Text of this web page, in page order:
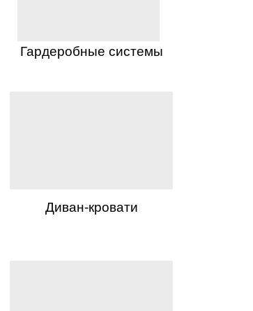
Диван-кровати
Гардеробные системы